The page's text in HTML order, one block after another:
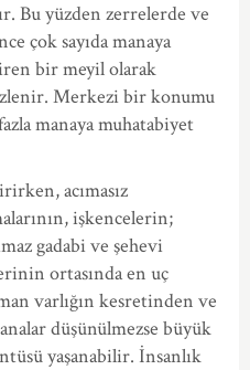
Bu yüzden zerrelerde ve
çok sayıda manaya
bir meyil olarak
Merkezi bir konumu
manaya muhatabiyet
acımasız
işkencelerin;
gadabi ve şehevi
ortasında en uç
varlığın kesretinden ve
düşünülmezse büyük
yaşanabilir. İnsanlık